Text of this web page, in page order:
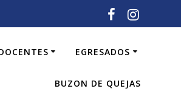
EGRESADOS
BUZON DE QUEJAS